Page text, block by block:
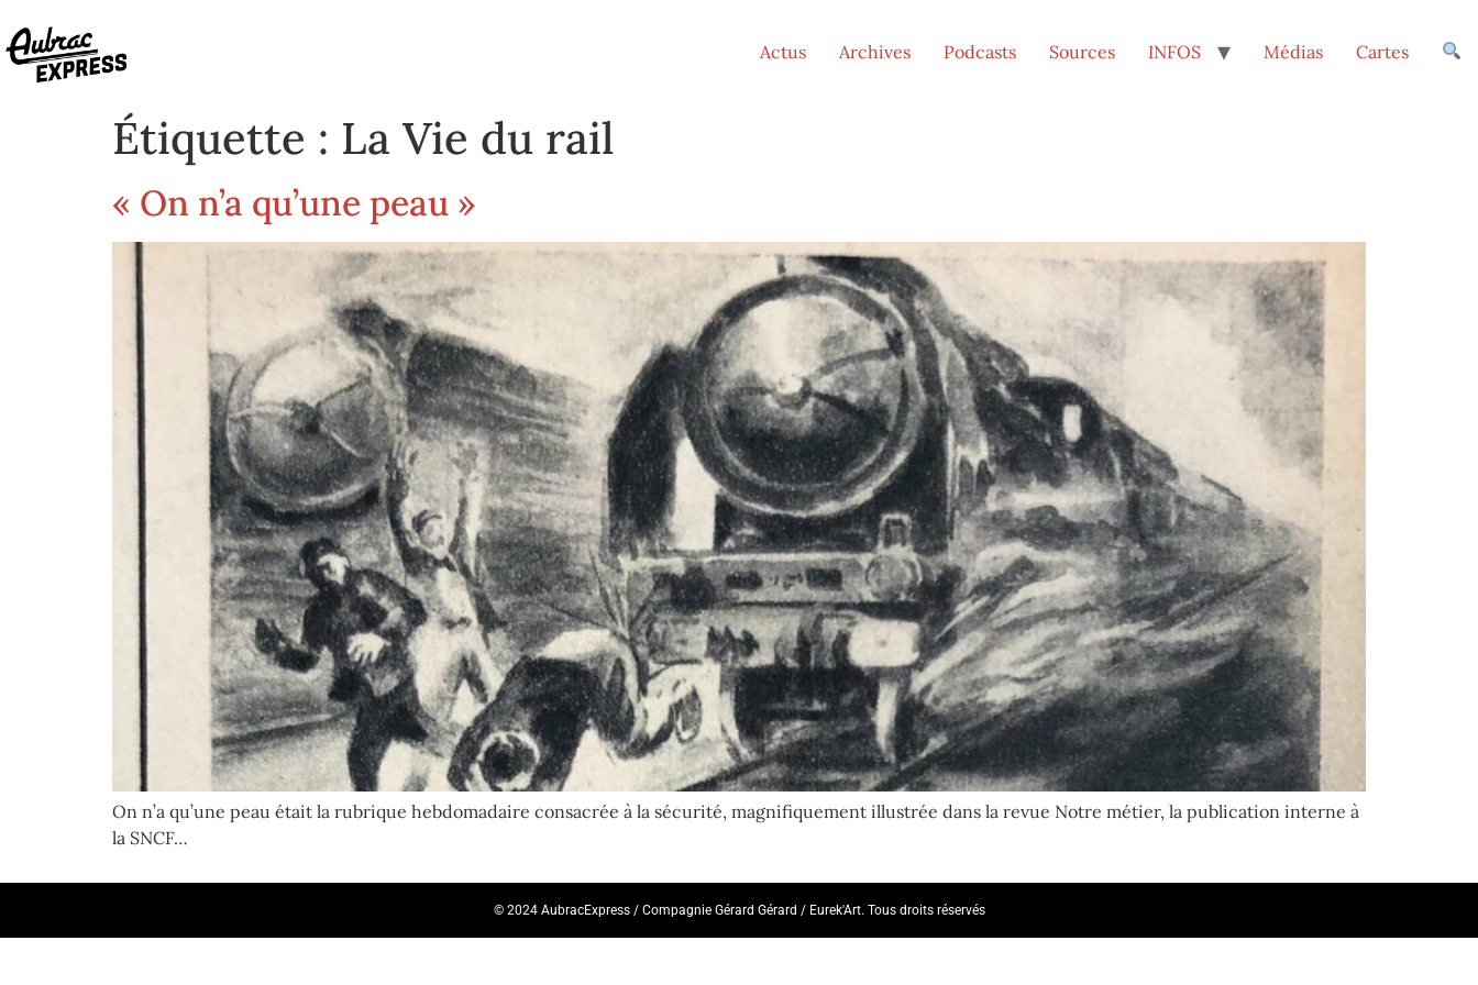
Actus Archives Podcasts Sources INFOS Médias Cartes
Étiquette : La Vie du rail
« On n’a qu’une peau »
On n’a qu’une peau était la rubrique hebdomadaire consacrée à la sécurité, magnifiquement illustrée dans la revue Notre métier, la publication interne à
la SNCF…
© 2024 AubracExpress / Compagnie Gérard Gérard / Eurek'Art. Tous droits réservés